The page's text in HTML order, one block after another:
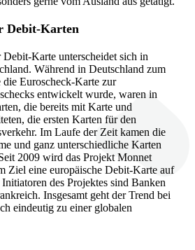
Debit-Karten
Karte unterscheidet sich in
Während in Deutschland zum
die Euroscheck-Karte zur
entwickelt wurde, waren in
die bereits mit Karte und
die ersten Karten für den
Im Laufe der Zeit kamen die
und ganz unterschiedliche Karten
2009 wird das Projekt Monnet
Ziel eine europäische Debit-Karte auf
des Projektes sind Banken
Insgesamt geht der Trend bei
eindeutig zu einer globalen